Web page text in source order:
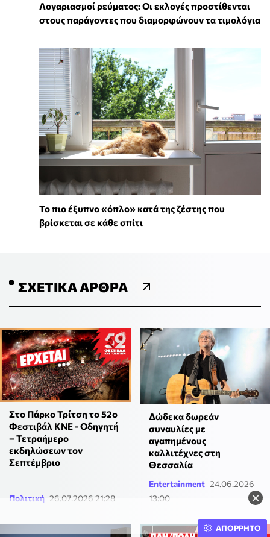
×
Λογαριασμοί ρεύματος: Οι εκλογές προστίθενται
στους παράγοντες που διαμορφώνουν τα τιμολόγια
To πιο έξυπνο «όπλο» κατά της ζέστης που
βρίσκεται σε κάθε σπίτι
ΣΧΕΤΙΚΆ ΆΡΘΡΑ
Στο Πάρκο Τρίτση το 52ο
Φεστιβάλ ΚΝΕ - Οδηγητή
– Τετραήμερο
εκδηλώσεων τον
Σεπτέμβριο
Πολιτική 26.07.2026 21:28
Δώδεκα δωρεάν
συναυλίες με
αγαπημένους
καλλιτέχνες στη
Θεσσαλία
Entertainment 24.06.2026
13:00
ΑΠΟΡΡΗΤΟ